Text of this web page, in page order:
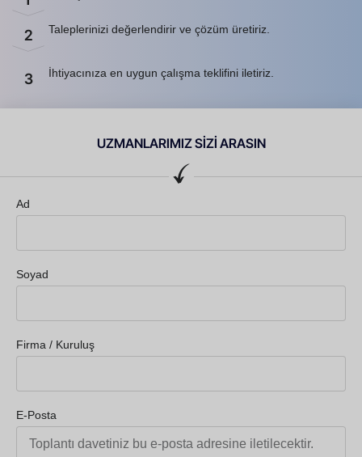
2 Taleplerinizi değerlendirir ve çözüm üretiriz.
3 İhtiyacınıza en uygun çalışma teklifini iletiriz.
UZMANLARIMIZ SİZİ ARASIN
Ad
Soyad
Firma / Kuruluş
E-Posta